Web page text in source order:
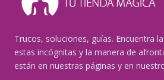
Trucos, soluciones, guías. Encuentra
estas incógnitas y la manera de
están en nuestras páginas y en